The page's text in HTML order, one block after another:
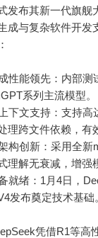
发布其新一代旗舰
成与复杂软件开发
性能领先：内部测
系列主流模型。
下文支持：支持高
理跨文件依赖，有
构创新：采用全新
理解无衰减，增强
就绪：1月4日，
发布奠定技术基础
凭借R1等高